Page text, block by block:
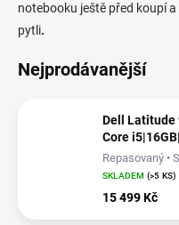
notebooku ještě před koupí
pytli.
Nejprodávanější
Dell Latitude
Core
Repasovaný •
SKLADEM (>5 KS)
15 499 Kč